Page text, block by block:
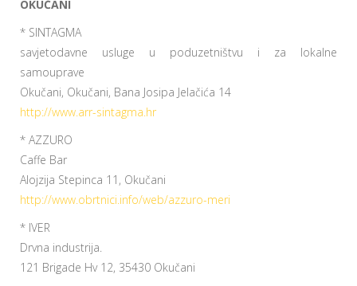
OKUČANI
* SINTAGMA
savjetodavne usluge u poduzetništvu i za lokalne
samouprave
Okučani, Okučani, Bana Josipa Jelačića 14
http://www.arr-sintagma.hr
* AZZURO
Caffe Bar
Alojzija Stepinca 11, Okučani
http://www.obrtnici.info/web/azzuro-meri
* IVER
Drvna industrija.
121 Brigade Hv 12, 35430 Okučani